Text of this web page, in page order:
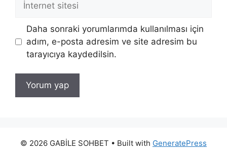
sitesi
Daha sonraki yorumlarımda kullanılması için
adım, e-posta adresim ve site adresim bu
tarayıcıya kaydedilsin.
© 2026 GABİLE SOHBET • Built with GeneratePress